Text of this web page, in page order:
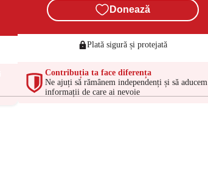
Donează
Plată sigură și protejată
Contribuția ta face diferența
Ne ajuți să rămânem independenți și să aducem
informații de care ai nevoie